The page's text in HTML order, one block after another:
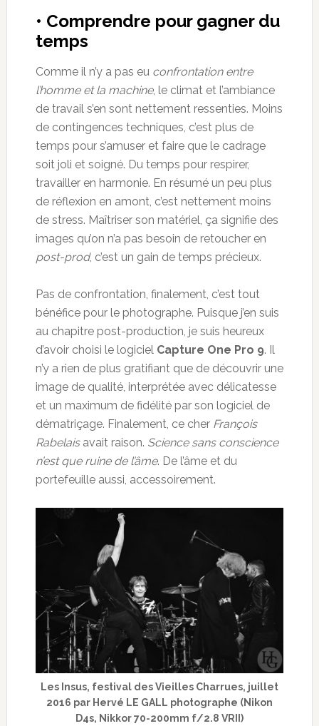
• Comprendre pour gagner du
temps
Comme il n’y a pas eu confrontation entre
l’homme et la machine, le climat et l’ambiance
de travail s’en sont nettement ressenties. Moins
de contingences techniques, c’est plus de
temps pour s’amuser et faire que le cadrage
soit joli et soigné. Du temps pour respirer,
travailler en harmonie. En résumé un peu plus
de réflexion en amont, c’est nettement moins
de stress. Maîtriser son matériel, ça signifie des
images qu’on n’a pas besoin de retoucher en
post-prod, c’est un gain de temps précieux.
Pas de confrontation, finalement, c’est tout
bénéfice pour le photographe. Puisque j’en suis
au chapitre post-production, je suis heureux
d’avoir choisi le logiciel Capture One Pro 9. Il
n’y a rien de plus gratifiant que de découvrir une
image de qualité, interprétée avec délicatesse
et un maximum de fidélité par son logiciel de
dématriçage. Finalement, ce cher François
Rabelaisavait raison. Science sans conscience
n’est que ruine de l’âme. De l’âme et du
portefeuille aussi, accessoirement.
Les Insus, festival des Vieilles Charrues, juillet
2016 par Hervé LE GALL photographe (Nikon
D4s, Nikkor 70-200mm f/2.8 VRII)